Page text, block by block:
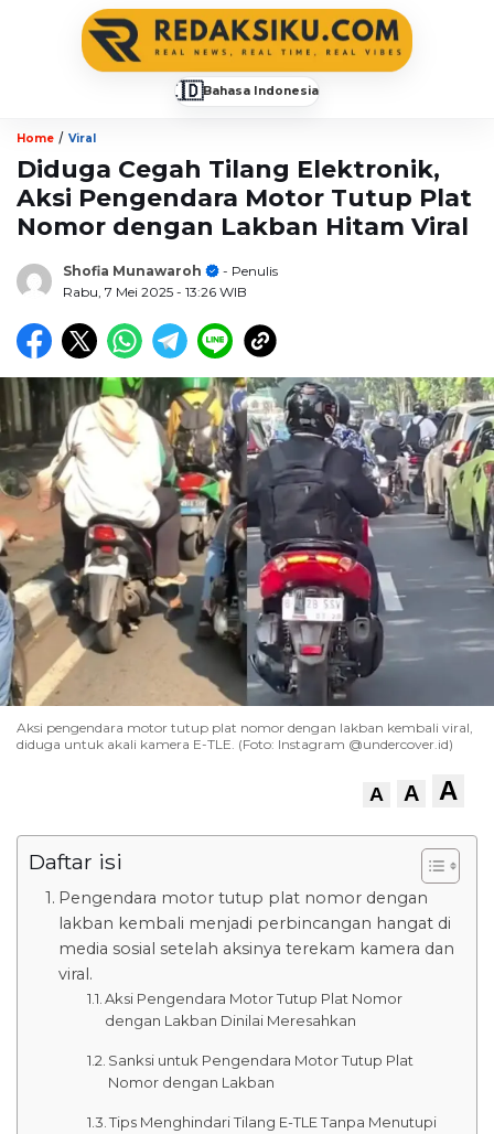
🇮🇩Bahasa Indonesia
Home / Viral
Diduga Cegah Tilang Elektronik,
Aksi Pengendara Motor Tutup Plat
Nomor dengan Lakban Hitam Viral
Shofia Munawaroh
- Penulis
Rabu, 7 Mei 2025 - 13:26 WIB
Aksi pengendara motor tutup plat nomor dengan lakban kembali viral,
diduga untuk akali kamera E-TLE. (Foto: Instagram @undercover.id)
A A A
Daftar isi
Pengendara motor tutup plat nomor dengan
lakban kembali menjadi perbincangan hangat di
media sosial setelah aksinya terekam kamera dan
viral.
Aksi Pengendara Motor Tutup Plat Nomor
dengan Lakban Dinilai Meresahkan
Sanksi untuk Pengendara Motor Tutup Plat
Nomor dengan Lakban
Tips Menghindari Tilang E-TLE Tanpa Menutupi